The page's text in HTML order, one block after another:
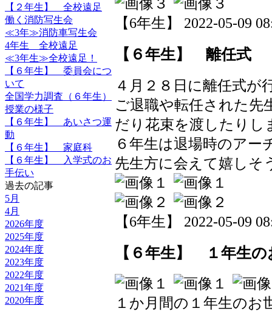
【２年生】 全校遠足
働く消防写生会
≪3年≫消防車写生会
4年生 全校遠足
≪3年生≫全校遠足！
【６年生】 委員会につ
いて
全国学力調査（６年生）
授業の様子
【６年生】 あいさつ運
動
【６年生】 家庭科
【６年生】 入学式のお
手伝い
過去の記事
5月
4月
2026年度
2025年度
2024年度
2023年度
2022年度
2021年度
2020年度
【6年生】 2022-05-09
【６年生】 離任式
４月２８日に離任式が
ご退職や転任された先
だり花束を渡したりし
６年生は退場時のアー
先生方に会えて嬉しそ
【6年生】 2022-05-09
【６年生】 １年生の
１か月間の１年生の